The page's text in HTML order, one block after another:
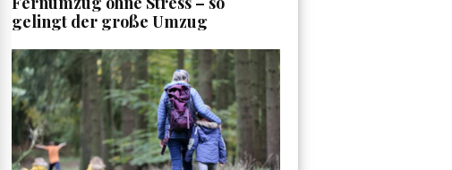
gelingt der große Umzug